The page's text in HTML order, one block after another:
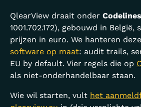
QlearView draait onder
1001.702.172), gebouwd in
prijzen in euro. We hanteren
software op maat: audit trails,
EU by default. Vier regels die op
als niet-onderhandelbaar staan.
Wie wil starten, vult het